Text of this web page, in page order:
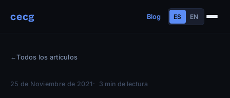
cecg Blog ES EN
Educación
←Todos los artículos
25 de Noviembre de 2021 3 min de lectura